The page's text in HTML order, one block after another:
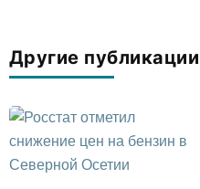
Другие публикации